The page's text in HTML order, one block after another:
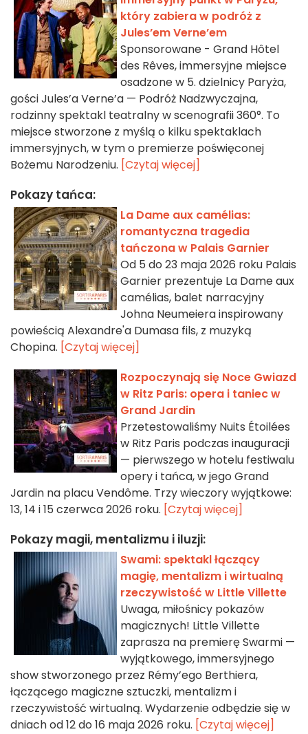
który zabiera w podróż z
Jules’em Verne’em
Sponsorowane - Grand Hôtel
des Rêves, immersyjne miejsce
osadzone w 5. dzielnicy Paryża,
gości Jules’a Verne’a — Podróż Nadzwyczajna,
rodzinny spektakl teatralny w scenografii 360°. To
miejsce stworzone z myślą o kilku spektaklach
immersyjnych, w tym o premierze poświęconej
Bożemu Narodzeniu. [Czytaj więcej]
Pokazy tańca:
La Dame aux camélias:
romantyczna tragedia
tańczona w Palais Garnier
Od 5 do 23 maja 2026 roku Palais
Garnier prezentuje La Dame aux
camélias, balet narracyjny
Johna Neumeiera inspirowany
powieścią Alexandre'a Dumasa fils, z muzyką
Chopina. [Czytaj więcej]
Rozpoczynają się Noce Gwiazd
w Ritz Paris: opera i taniec w
Grand Jardin
Przetestowaliśmy Nuits Étoilées
w Ritz Paris podczas inauguracji
— pierwszego w hotelu festiwalu
opery i tańca, w jego Grand
Jardin na placu Vendôme. Trzy wieczory wyjątkowe:
13, 14 i 15 czerwca 2026 roku. [Czytaj więcej]
Pokazy magii, mentalizmu i iluzji:
Swami: spektakl łączący
magię, mentalizm i wirtualną
rzeczywistość w Little Villette
Uwaga, miłośnicy pokazów
magicznych! Little Villette
zaprasza na premierę Swarmi —
wyjątkowego, immersyjnego
show stworzonego przez Rémy’ego Berthiera,
łączącego magiczne sztuczki, mentalizm i
rzeczywistość wirtualną. Wydarzenie odbędzie się w
dniach od 12 do 16 maja 2026 roku. [Czytaj więcej]